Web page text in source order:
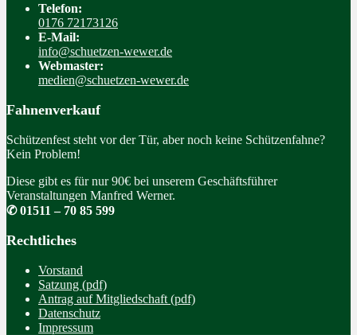
Telefon:
0176 72173126
E-Mail:
info@schuetzen-wewer.de
Webmaster:
medien@schuetzen-wewer.de
Fahnenverkauf
Schützenfest steht vor der Tür, aber noch keine Schützenfahne?
Kein Problem!
Diese gibt es für nur 90€ bei unserem Geschäftsführer
Veranstaltungen Manfred Werner.
✆ 01511 – 70 85 599
Rechtliches
Vorstand
Satzung (pdf)
Antrag auf Mitgliedschaft (pdf)
Datenschutz
Impressum